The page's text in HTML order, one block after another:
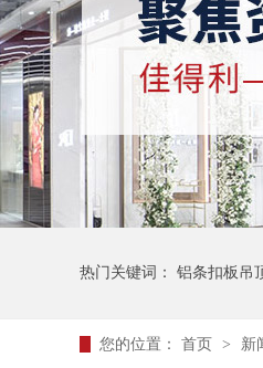
热门关键词： 铝条扣板吊
您的位置： 首页 > 新